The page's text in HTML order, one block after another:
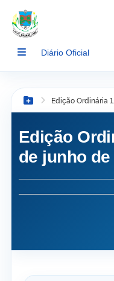
conteúdo
Diário Oficial
Botão Menu
Edição Ordinária
Edição
de junho de